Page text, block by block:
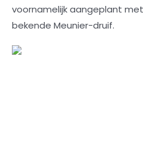
voornamelijk aangeplant
bekende Meunier-druif.